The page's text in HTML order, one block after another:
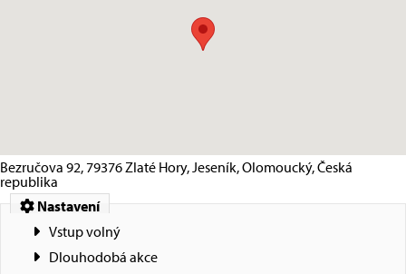
Bezručova 92, 79376 Zlaté Hory, Jeseník, Olomoucký, Česká
republika
Nastavení
Vstup volný
Dlouhodobá akce